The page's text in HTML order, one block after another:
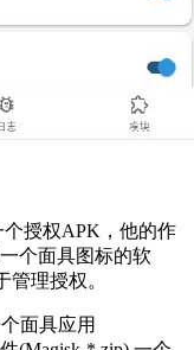
授权APK，他的作
个面具图标的软
理授权。
面具应用